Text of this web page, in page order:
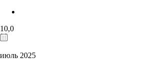
10,0
июль 2025